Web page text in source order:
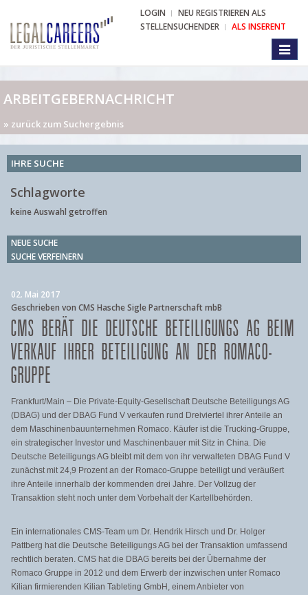
LOGIN
NEU REGISTRIEREN ALS
STELLENSUCHENDER
ALS INSERENT
ARBEITGEBERNACHRICHT
» zurück zum Suchergebnis
IHRE SUCHE
Schlagworte
keine Auswahl getroffen
NEUE SUCHE
SUCHE VERFEINERN
02. Mai 2017
Geschrieben von CMS Hasche Sigle Partnerschaft mbB
CMS BERÄT DIE DEUTSCHE BETEILIGUNGS AG BEIM
VERKAUF IHRER BETEILIGUNG AN DER ROMACO-
GRUPPE
Frankfurt/Main – Die Private-Equity-Gesellschaft Deutsche Beteiligungs AG
(DBAG) und der DBAG Fund V verkaufen rund Dreiviertel ihrer Anteile an
dem Maschinenbauunternehmen Romaco. Käufer ist die Trucking-Gruppe,
ein strategischer Investor und Maschinenbauer mit Sitz in China. Die
Deutsche Beteiligungs AG bleibt mit dem von ihr verwalteten DBAG Fund V
zunächst mit 24,9 Prozent an der Romaco-Gruppe beteiligt und veräußert
ihre Anteile innerhalb der kommenden drei Jahre. Der Vollzug der
Transaktion steht noch unter dem Vorbehalt der Kartellbehörden.
Ein internationales CMS-Team um Dr. Hendrik Hirsch und Dr. Holger
Pattberg hat die Deutsche Beteiligungs AG bei der Transaktion umfassend
rechtlich beraten. CMS hat die DBAG bereits bei der Übernahme der
Romaco Gruppe in 2012 und dem Erwerb der inzwischen unter Romaco
Kilian firmierenden Kilian Tableting GmbH, einem Anbieter von